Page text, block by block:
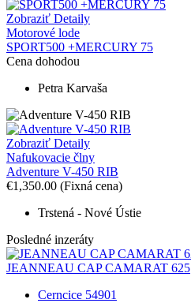
Zobraziť Detaily
Motorové lode
SPORT500 +MERCURY 75
Cena dohodou
Petra Karvaša
Zobraziť Detaily
Nafukovacie člny
Adventure V-450 RIB
€1,350.00 (Fixná cena)
Trstená - Nové Ústie
Posledné inzeráty
JEANNEAU CAP CAMARAT 625
Cerncice 54901